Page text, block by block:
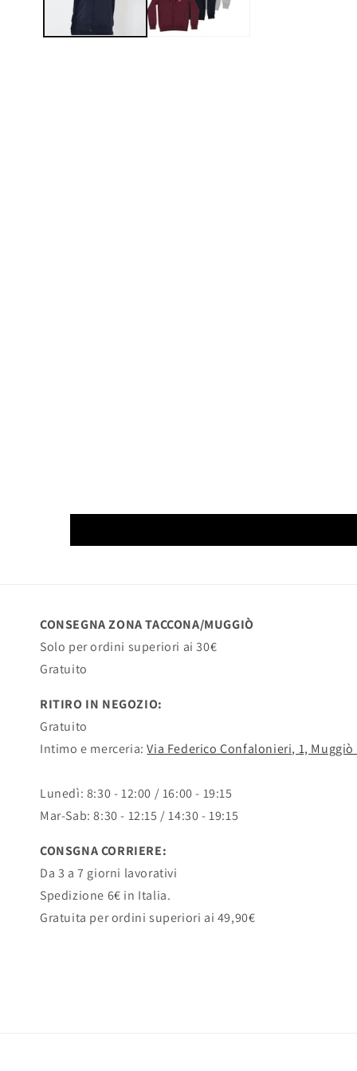
CONSEGNA ZONA TACCONA/MUGGIÒ
Solo per ordini superiori ai 30€
Gratuito
RITIRO IN NEGOZIO:
Gratuito
Intimo e merceria:Via Federico Confalonieri, 1, Muggiò
Lunedì: 8:30 - 12:00 / 16:00 - 19:15
Mar-Sab: 8:30 - 12:15 / 14:30 - 19:15
CONSGNA CORRIERE:
Da 3 a 7 giorni lavorativi
Spedizione 6€ in Italia.
Gratuita per ordini superiori ai 49,90€